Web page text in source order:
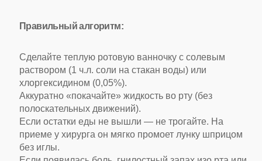
Правильный алгоритм:
Сделайте теплую ротовую ванночку с солевым
раствором (1 ч.л. соли на стакан воды) или
хлоргексидином (0,05%).
Аккуратно «покачайте» жидкость во рту (без
полоскательных движений).
Если остатки еды не вышли — не трогайте. На
приеме у хирурга он мягко промоет лунку шприцом
без иглы.